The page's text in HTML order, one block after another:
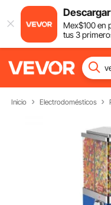
Mex$100en
tus 3
Inicio Electrodomésticos